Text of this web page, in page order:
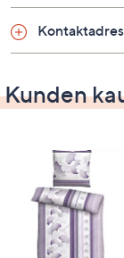
dicht
feiner
Kunden